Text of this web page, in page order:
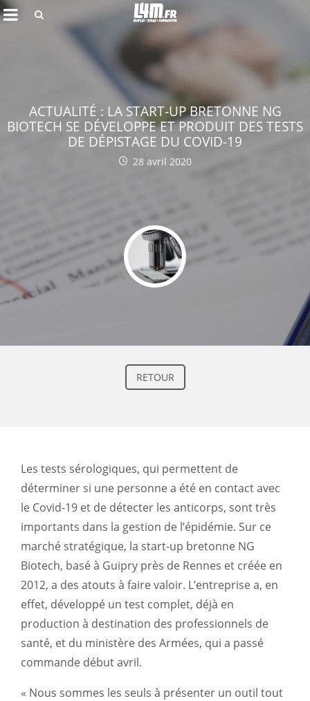
RETOUR
ACTUALITÉ : LA START-UP BRETONNE NG
BIOTECH SE DÉVELOPPE ET PRODUIT DES TESTS
DE DÉPISTAGE DU COVID-19
28 avril 2020
Les tests sérologiques, qui permettent de
déterminer si une personne a été en contact avec
le Covid-19 et de détecter les anticorps, sont très
importants dans la gestion de l’épidémie. Sur ce
marché stratégique, la start-up bretonne NG
Biotech, basé à Guipry près de Rennes et créée en
2012, a des atouts à faire valoir. L’entreprise a, en
effet, développé un test complet, déjà en
production à destination des professionnels de
santé, et du ministère des Armées, qui a passé
commande début avril.
« Nous sommes les seuls à présenter un outil tout